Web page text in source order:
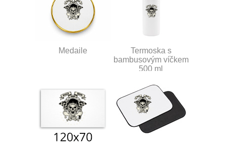
Medaile
Termoska s
bambusovým víčkem
500 ml